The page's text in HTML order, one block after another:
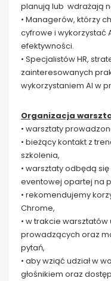
planują lub wdrażają
• Managerów, którzy
cyfrowe i wykorzystać
efektywności.
• Specjalistów HR,
zainteresowanych
wykorzystaniem AI w
Organizacja
• warsztaty
• bieżący kontakt z
szkolenia,
• warsztaty odbędą
eventowej opartej na
• rekomendujemy
Chrome,
• w trakcie warsztatów
prowadzących oraz
pytań,
• aby wziąć udział w
głośnikiem oraz